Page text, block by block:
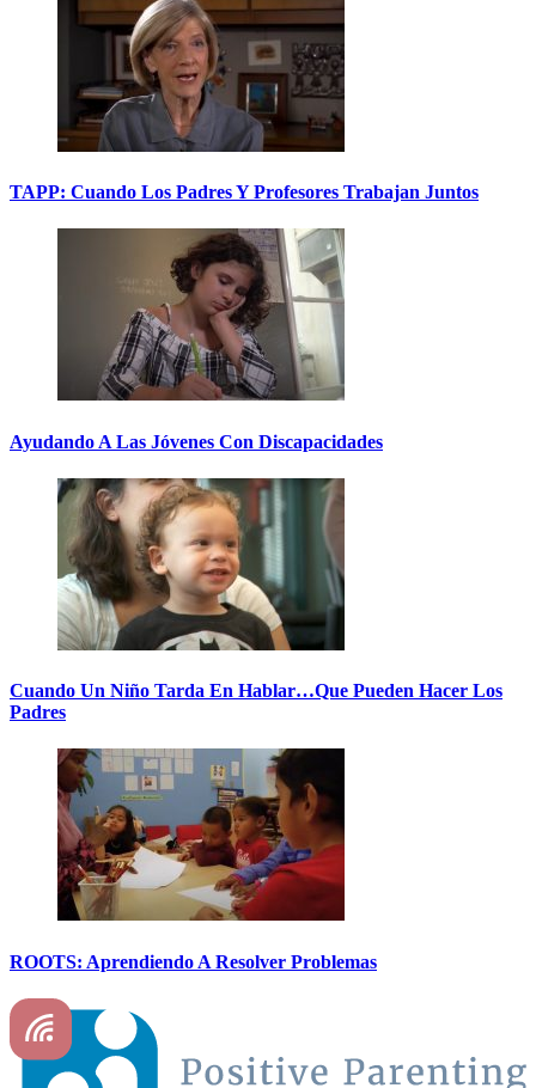
TAPP: Cuando Los Padres Y Profesores Trabajan Juntos
Ayudando A Las Jóvenes Con Discapacidades
Cuando Un Niño Tarda En Hablar…Que Pueden Hacer Los
Padres
ROOTS: Aprendiendo A Resolver Problemas